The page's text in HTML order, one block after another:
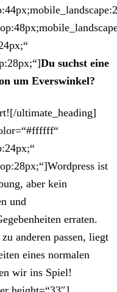
Du suchst eine
um Everswinkel?
ultimate_heading]
ist
aber kein
und
erraten.
anderen passen, liegt
eines normalen
wir ins Spiel!